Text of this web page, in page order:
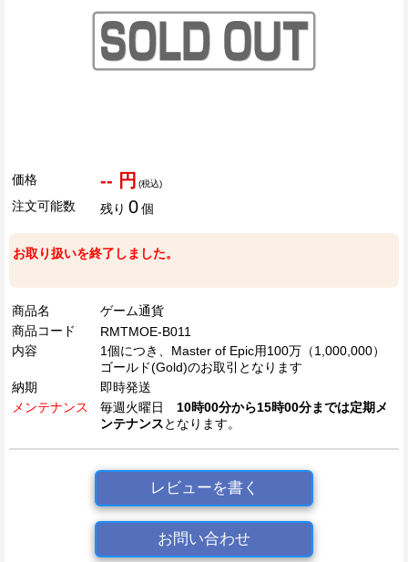
価格 -- 円 (税込)
注文可能数 残り 0個
お取り扱いを終了しました。
商品名
ゲーム通貨
商品コード
RMTMOE-B011
内容
1個につき、Master of Epic用100万（1,000,000）
ゴールド(Gold)のお取引となります
納期
即時発送
メンテナンス
毎週火曜日 10時00分から15時00分までは定期メ
ンテナンスとなります。
レビューを書く
お問い合わせ